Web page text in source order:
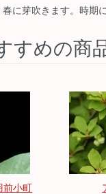
に芽吹きます。時期
すめの商
前小町